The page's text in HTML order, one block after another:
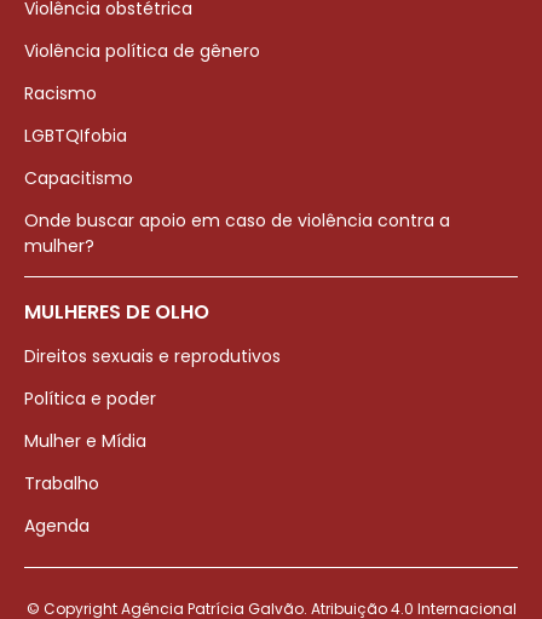
Violência obstétrica
Violência política de gênero
Racismo
LGBTQIfobia
Capacitismo
Onde buscar apoio em caso de violência contra a
mulher?
MULHERES DE OLHO
Direitos sexuais e reprodutivos
Política e poder
Mulher e Mídia
Trabalho
Agenda
© Copyright Agência Patrícia Galvão. Atribuição 4.0 Internacional